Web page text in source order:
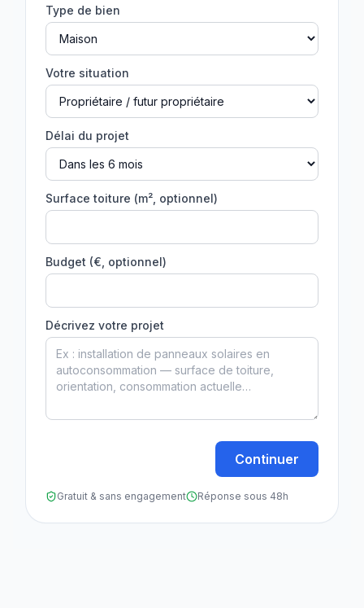
Type de bien
Votre situation
Délai du projet
Surface toiture (m², optionnel)
Budget (€, optionnel)
Décrivez votre projet
Continuer
Gratuit & sans engagement Réponse sous 48h